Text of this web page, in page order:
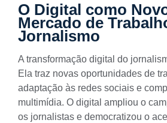
O Digital como
Mercado de
Jornalismo
A transformação digital do
Ela traz novas oportunidades de
adaptação às redes sociais e
multimídia. O digital ampliou o
os jornalistas e democratizou o